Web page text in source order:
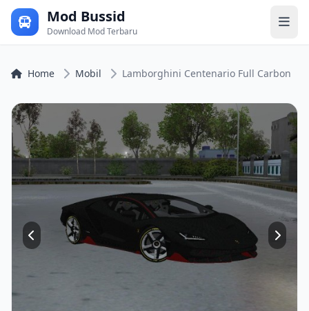
Mod Bussid
Download Mod Terbaru
Home Mobil Lamborghini Centenario Full Carbon